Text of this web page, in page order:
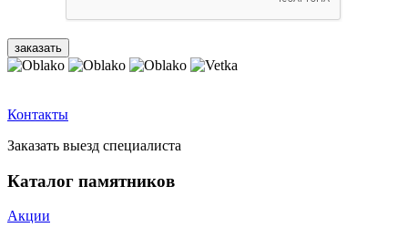
Контакты
Заказать выезд специалиста
Каталог памятников
Акции